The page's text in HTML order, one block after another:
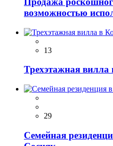
возможностью
13
Трехэтажная вилла
29
Семейная